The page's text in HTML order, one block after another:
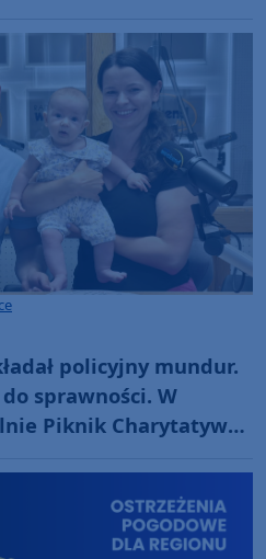
policyjny mundur.
sprawności. W
Piknik Charytatywny